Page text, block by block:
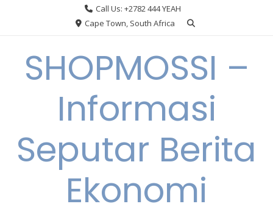
Call Us: +2782 444 YEAH
Cape Town, South Africa
SHOPMOSSI –
Informasi
Seputar Berita
Ekonomi